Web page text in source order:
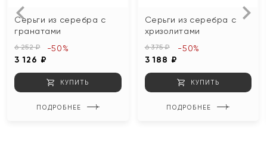
Серьги из серебра с
гранатами
6 252 ₽
3 126 ₽
-50%
КУПИТЬ
ПОДРОБНЕЕ
Серьги из серебра с
хризолитами
6 375 ₽
3 188 ₽
-50%
КУПИТЬ
ПОДРОБНЕЕ